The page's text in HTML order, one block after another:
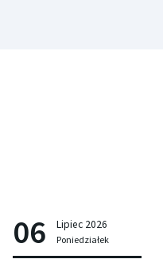
06 Lipiec 2026
Poniedziałek